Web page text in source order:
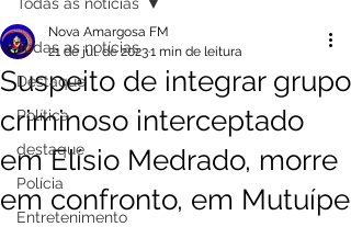
Todas as notícias
Destaque
Política
destaque
Polícia
Entretenimento
Suspeito de integrar grupo
criminoso interceptado
em Elísio Medrado, morre
em confronto, em Mutuípe
Nova Amargosa FM
21 de jul. de 20231 min de leitura